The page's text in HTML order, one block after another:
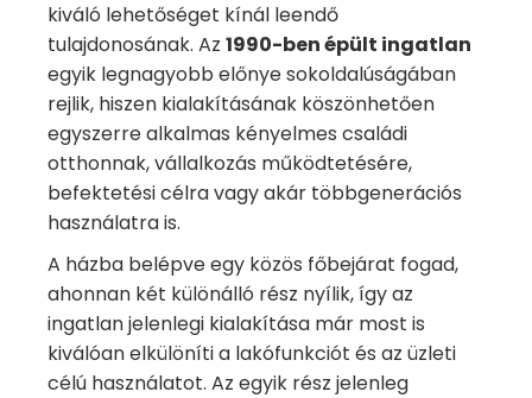
kiváló lehetőséget kínál leendő
tulajdonosának. Az 1990-ben épült ingatlan
egyik legnagyobb előnye sokoldalúságában
rejlik, hiszen kialakításának köszönhetően
egyszerre alkalmas kényelmes családi
otthonnak, vállalkozás működtetésére,
befektetési célra vagy akár többgenerációs
használatra is.
A házba belépve egy közös főbejárat fogad,
ahonnan két különálló rész nyílik, így az
ingatlan jelenlegi kialakítása már most is
kiválóan elkülöníti a lakófunkciót és az üzleti
célú használatot. Az egyik rész jelenleg